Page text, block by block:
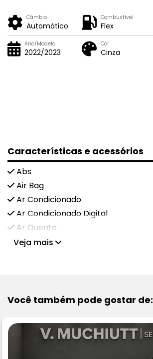
Câmbio
Automático
Combustível
Flex
Ano/Modelo
2022/2023
Cor
Cinza
Características e acessórios
Abs
Air Bag
Ar Condicionado
Ar Condicionado Digital
Ar Quente
Veja mais
Você também pode gostar de: